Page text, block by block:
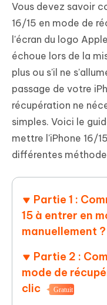
Vous devez savoir
16/15 en mode de
l'écran du logo
échoue lors de la
plus ou s'il ne
passage de votre
récupération ne
simples. Voici le
mettre l'iPhone 16/
différentes
Partie 1 :
15 à entrer en
manuellement ?
Partie 2 :
mode de
clic
Gratuit